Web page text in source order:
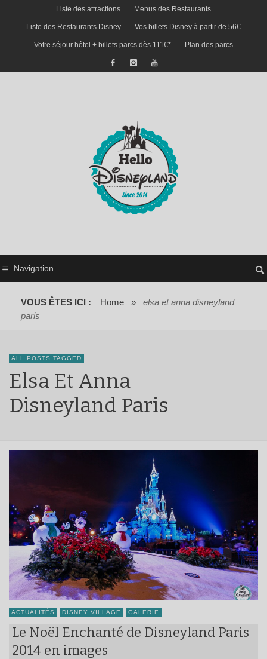
Liste des attractions Menus des Restaurants
Liste des Restaurants Disney Vos billets Disney à partir de 56€
Votre séjour hôtel + billets parcs dès 111€* Plan des parcs
Navigation
VOUS ÊTES ICI : Home »
elsa et anna disneyland
paris
ALL POSTS TAGGED
Elsa Et Anna
Disneyland Paris
ACTUALITÉS DISNEY VILLAGE GALERIE
Le Noël Enchanté de Disneyland Paris
2014 en images